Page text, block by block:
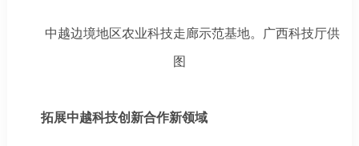
中越边境地区农业科技走廊示范基地。广西科技厅供
图
拓展中越科技创新合作新领域